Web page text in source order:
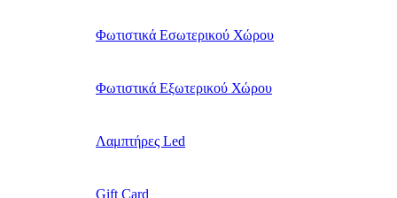
Φωτιστικά Εσωτερικού Χώρου
Φωτιστικά Εξωτερικού Χώρου
Λαμπτήρες Led
Gift Card